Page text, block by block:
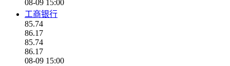
08-09 15:00
工商银行
85.74
86.17
85.74
86.17
08-09 15:00